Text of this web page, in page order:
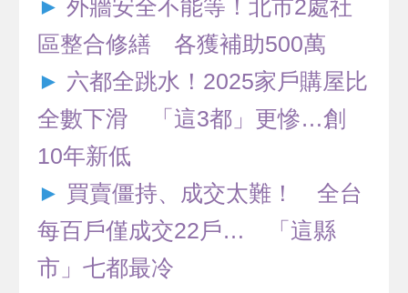
► 外牆安全不能等！北市2處社
區整合修繕 各獲補助500萬
► 六都全跳水！2025家戶購屋比
全數下滑 「這3都」更慘…創
10年新低
► 買賣僵持、成交太難！ 全台
每百戶僅成交22戶… 「這縣
市」七都最冷